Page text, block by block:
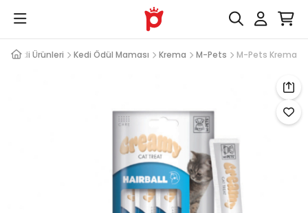
Kedi Ürünleri Kedi Ödül Maması Krema M-Pets M-Pets Krema